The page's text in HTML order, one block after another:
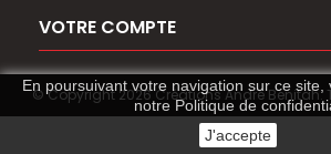
VOTRE COMPTE
En poursuivant votre navigation sur ce site,
notrePolitique de
J'accepte
© Copyright 2026 Créations André Benitah.